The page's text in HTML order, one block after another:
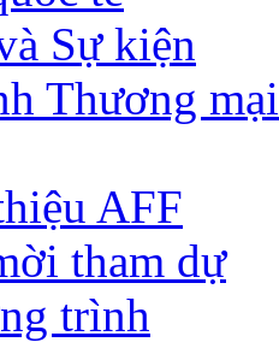
Sự kiện
Thương
AFF
tham dự
trình